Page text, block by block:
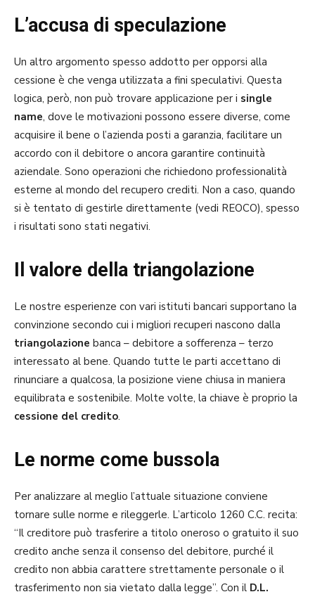
L’accusa di speculazione
Un altro argomento spesso addotto per opporsi alla
cessione è che venga utilizzata a fini speculativi. Questa
logica, però, non può trovare applicazione per i single
name, dove le motivazioni possono essere diverse, come
acquisire il bene o l’azienda posti a garanzia, facilitare un
accordo con il debitore o ancora garantire continuità
aziendale. Sono operazioni che richiedono professionalità
esterne al mondo del recupero crediti. Non a caso, quando
si è tentato di gestirle direttamente (vedi REOCO), spesso
i risultati sono stati negativi.
Il valore della triangolazione
Le nostre esperienze con vari istituti bancari supportano la
convinzione secondo cui i migliori recuperi nascono dalla
triangolazione banca – debitore a sofferenza – terzo
interessato al bene. Quando tutte le parti accettano di
rinunciare a qualcosa, la posizione viene chiusa in maniera
equilibrata e sostenibile. Molte volte, la chiave è proprio la
cessione del credito.
Le norme come bussola
Per analizzare al meglio l’attuale situazione conviene
tornare sulle norme e rileggerle. L’articolo 1260 C.C. recita:
“Il creditore può trasferire a titolo oneroso o gratuito il suo
credito anche senza il consenso del debitore, purché il
credito non abbia carattere strettamente personale o il
trasferimento non sia vietato dalla legge”. Con il D.L.